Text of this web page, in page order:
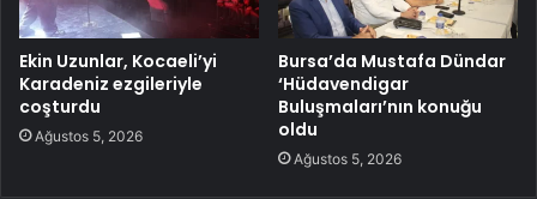
Ekin Uzunlar, Kocaeli’yi
Karadeniz ezgileriyle
coşturdu
Ağustos 5, 2026
Bursa’da Mustafa Dündar
‘Hüdavendigar
Buluşmaları’nın konuğu
oldu
Ağustos 5, 2026